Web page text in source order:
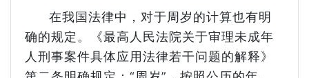
在我国法律中，对于周岁的计算也有明
确的规定。《最高人民法院关于审理未成年
人刑事案件具体应用法律若干问题的解释》